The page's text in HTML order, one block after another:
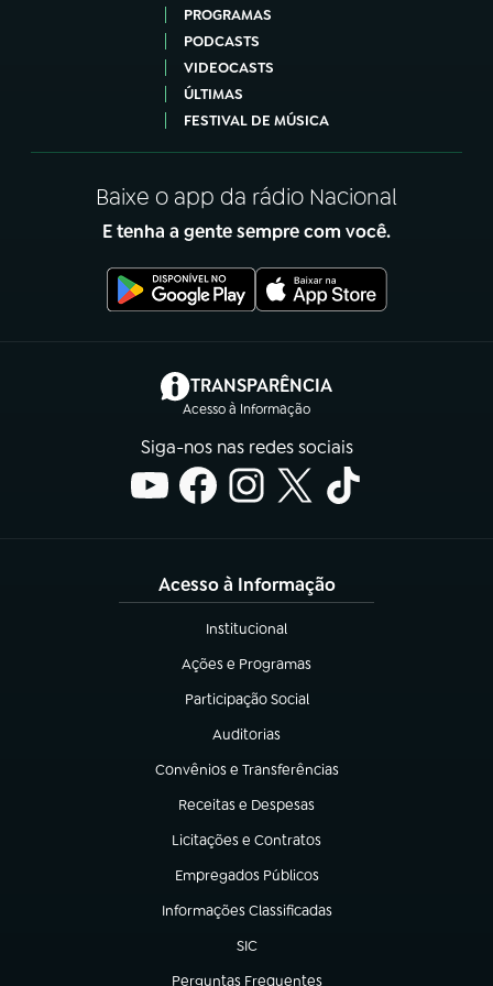
PROGRAMAS
PODCASTS
VIDEOCASTS
ÚLTIMAS
FESTIVAL DE MÚSICA
Baixe o app da rádio Nacional
E tenha a gente sempre com você.
TRANSPARÊNCIA
Acesso à Informação
(abre em nova aba)
Siga-nos nas redes sociais
Acesso à Informação
Institucional
(abre em nova aba)
Ações e Programas
(abre em nova aba)
Participação Social
(abre em nova aba)
Auditorias
(abre em nova aba)
Convênios e Transferências
(abre em nova aba)
Receitas e Despesas
(abre em nova aba)
Licitações e Contratos
(abre em nova aba)
Empregados Públicos
(abre em nova aba)
Informações Classificadas
(abre em nova aba)
SIC
(abre em nova aba)
Perguntas Frequentes